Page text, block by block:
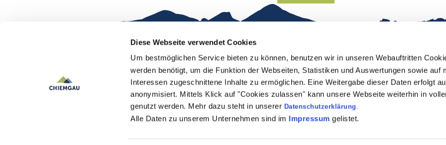
Diese Webseite verwendet Cookies
Um bestmöglichen Service bieten zu können, benutzen wir in unseren Webauftritten
werden benötigt, um die Funktion der Webseiten, Statistiken und Auswertungen sowie auf
Interessen zugeschnittene Inhalte zu ermöglichen. Eine Weitergabe dieser Daten erfolgt
anonymisiert. Mittels Klick auf "Cookies zulassen" kann unsere Webseite weiterhin in
genutzt werden. Mehr dazu steht in unserer Datenschutzerklärung .
Alle Daten zu unserem Unternehmen sind im Impressum gelistet.
Kontakt
Team Chiemgau
Tourismus ↗
Impressum
Datenschutz
Erklärung zur
Barrierefreiheit